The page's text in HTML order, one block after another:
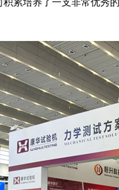
累培养了一支非常优秀